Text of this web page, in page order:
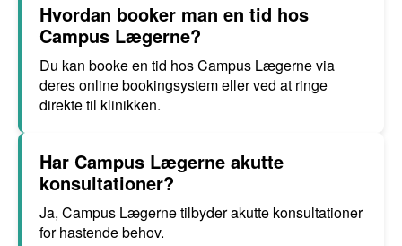
Hvordan booker man en tid hos
Campus Lægerne?
Du kan booke en tid hos Campus Lægerne via
deres online bookingsystem eller ved at ringe
direkte til klinikken.
Har Campus Lægerne akutte
konsultationer?
Ja, Campus Lægerne tilbyder akutte konsultationer
for hastende behov.